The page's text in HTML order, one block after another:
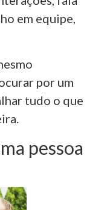
em equipe,
por um
tudo o que
pessoa